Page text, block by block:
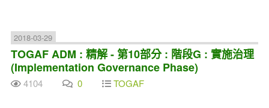
2018-03-29
TOGAF ADM : 精解 - 第10部分 : 階段G : 實施治理
(Implementation Governance Phase)
4104 0 TOGAF